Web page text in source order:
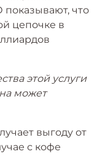
что
цепочке в
этой услуги
может
выгоду от
с кофе